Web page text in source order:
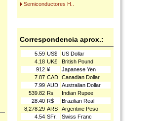
Semiconductores H..
Correspondencia aprox.:
5.59 US$
US Dollar
4.18 UK£
British Pound
912 ¥
Japanese Yen
7.87 CAD Canadian Dollar
7.99 AUD Australian Dollar
539.82 ₨
Indian Rupee
28.40 R$
Brazilian Real
8,278.29 ARS
Argentine Peso
4.54 SFr.
Swiss Franc